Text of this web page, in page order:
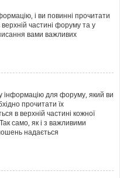
і ви повинні прочитати
частині форуму та у
вами важливих
інформацію для форуму, який ви
прочитати їх
в верхній частині кожної
само, як і з важливими
надається